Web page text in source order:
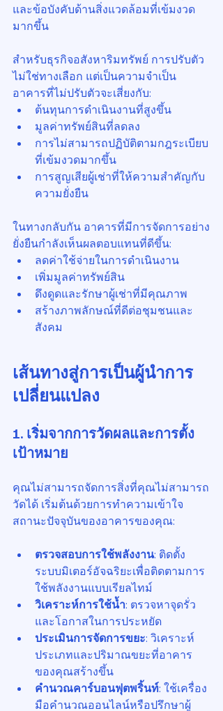
และข้อบังคับด้านสิ่งแวดล้อมที่เข้มงวด
มากขึ้น
สำหรับธุรกิจอสังหาริมทรัพย์ การปรับตัว
ไม่ใช่ทางเลือก แต่เป็นความจำเป็น
อาคารที่ไม่ปรับตัวจะเสี่ยงกับ:
ต้นทุนการดำเนินงานที่สูงขึ้น
มูลค่าทรัพย์สินที่ลดลง
การไม่สามารถปฏิบัติตามกฎระเบียบ
ที่เข้มงวดมากขึ้น
การสูญเสียผู้เช่าที่ให้ความสำคัญกับ
ความยั่งยืน
ในทางกลับกัน อาคารที่มีการจัดการอย่าง
ยั่งยืนกำลังเห็นผลตอบแทนที่ดีขึ้น:
ลดค่าใช้จ่ายในการดำเนินงาน
เพิ่มมูลค่าทรัพย์สิน
ดึงดูดและรักษาผู้เช่าที่มีคุณภาพ
สร้างภาพลักษณ์ที่ดีต่อชุมชนและ
สังคม
เส้นทางสู่การเป็นผู้นำการ
เปลี่ยนแปลง
1. เริ่มจากการวัดผลและการตั้ง
เป้าหมาย
คุณไม่สามารถจัดการสิ่งที่คุณไม่สามารถ
วัดได้ เริ่มต้นด้วยการทำความเข้าใจ
สถานะปัจจุบันของอาคารของคุณ:
ตรวจสอบการใช้พลังงาน: ติดตั้ง
ระบบมิเตอร์อัจฉริยะเพื่อติดตามการ
ใช้พลังงานแบบเรียลไทม์
วิเคราะห์การใช้น้ำ: ตรวจหาจุดรั่ว
และโอกาสในการประหยัด
ประเมินการจัดการขยะ: วิเคราะห์
ประเภทและปริมาณขยะที่อาคาร
ของคุณสร้างขึ้น
คำนวณคาร์บอนฟุตพริ้นท์: ใช้เครื่อง
มือคำนวณออนไลน์หรือปรึกษาผู้